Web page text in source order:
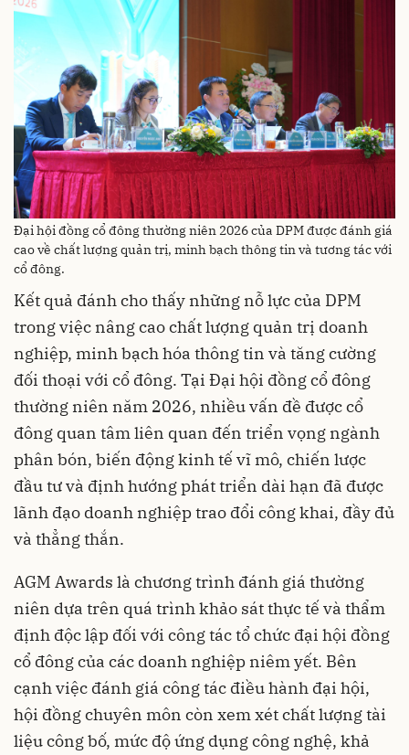
Đại hội đồng cổ đông thường niên 2026 của DPM được đánh giá
cao về chất lượng quản trị, minh bạch thông tin và tương tác với
cổ đông.
Kết quả đánh cho thấy những nỗ lực của DPM
trong việc nâng cao chất lượng quản trị doanh
nghiệp, minh bạch hóa thông tin và tăng cường
đối thoại với cổ đông. Tại Đại hội đồng cổ đông
thường niên năm 2026, nhiều vấn đề được cổ
đông quan tâm liên quan đến triển vọng ngành
phân bón, biến động kinh tế vĩ mô, chiến lược
đầu tư và định hướng phát triển dài hạn đã được
lãnh đạo doanh nghiệp trao đổi công khai, đầy đủ
và thẳng thắn.
AGM Awards là chương trình đánh giá thường
niên dựa trên quá trình khảo sát thực tế và thẩm
định độc lập đối với công tác tổ chức đại hội đồng
cổ đông của các doanh nghiệp niêm yết. Bên
cạnh việc đánh giá công tác điều hành đại hội,
hội đồng chuyên môn còn xem xét chất lượng tài
liệu công bố, mức độ ứng dụng công nghệ, khả